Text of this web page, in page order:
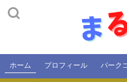
ホーム プロフィール パーク